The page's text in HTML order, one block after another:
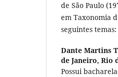
de São Paulo
em Taxonomia
seguintes
Dante Martins
de Janeiro, Rio
Possui